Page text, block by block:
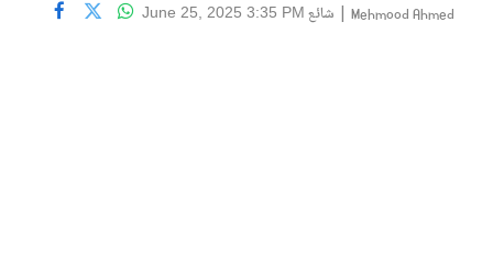
Mehmood Ahmed
| شائع June 25, 2025 3:35 PM